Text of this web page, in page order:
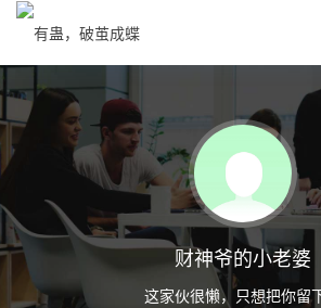
财神爷的小老婆
这家伙很懒，只想把你留下